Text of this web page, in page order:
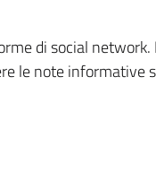
di social
le note informative